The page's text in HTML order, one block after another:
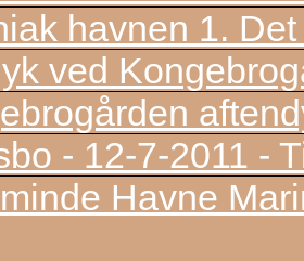
havnen 1.
ved
- 12-7-2011 -
Havne